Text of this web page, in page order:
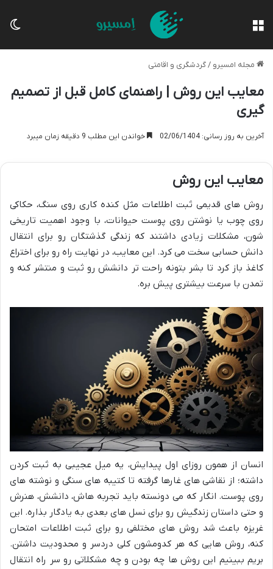
مجله امسیرو /گردشگری و اقامتی
معایب این روش | راهنمای کامل قبل از تصمیم
گیری
آخرین به روز رسانی: 02/06/1404 خواندن این مطلب 9 دقیقه زمان میبرد
معایب این روش
روش های قدیمی ثبت اطلاعات مثل کنده کاری روی سنگ، حکاکی
روی چوب یا نوشتن روی پوست حیوانات، با وجود اهمیت تاریخی
شون، مشکلات زیادی داشتند که زندگی گذشتگان رو برای انتقال
دانش حسابی سخت می کرد. این معایب، در نهایت راه رو برای اختراع
کاغذ باز کرد تا بشر بتونه راحت تر دانشش رو ثبت و منتشر کنه و
تمدن با سرعت بیشتری پیش بره.
انسان از همون روزای اول پیدایش، یه میل عجیبی به ثبت کردن
داشته؛ از نقاشی های غارها گرفته تا کتیبه های سنگی و نوشته های
روی پوست. انگار که می دونسته باید تجربه هاش، دانشش، هنرش
و حتی داستان زندگیش رو برای نسل های بعدی به یادگار بذاره. این
غریزه باعث شد روش های مختلفی رو برای ثبت اطلاعات امتحان
کنه، روش هایی که هر کدومشون کلی دردسر و محدودیت داشتن.
بریم ببینیم این روش ها چه بودن و چه مشکلاتی رو سر راه انتقال